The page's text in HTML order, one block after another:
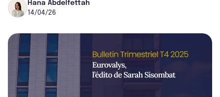
SCPI d'Advenis REIM,...
Hana Abdelfettah
14/04/26